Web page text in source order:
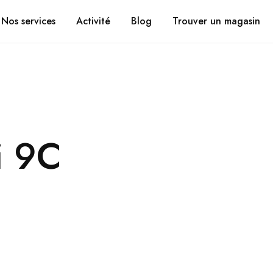
Suivez vos colis
Nos services Activité Blog Trouver un magasin
9C